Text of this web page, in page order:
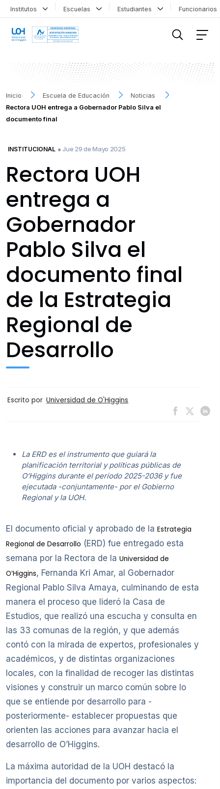
Institutos Escuelas Estudiantes
Inicio Escuela de Educación
Noticias
Rectora UOH entrega a Gobernador Pablo Silva el
documento final
INSTITUCIONAL ● Jue 29 de Mayo 2025
Rectora UOH
entrega a
Gobernador
Pablo Silva el
documento final
de la Estrategia
Regional de
Desarrollo
Escrito por Universidad de O'Higgins
La ERD es el instrumento que guiará la
planificación territorial y políticas públicas de
O’Higgins durante el período 2025-2036 y fue
ejecutada -conjuntamente- por el Gobierno
Regional y la UOH.
El documento oficial y aprobado de la Estrategia
Regional de Desarrollo (ERD) fue entregado esta
semana por la Rectora de la Universidad de
O’Higgins, Fernanda Kri Amar, al Gobernador
Regional Pablo Silva Amaya, culminando de esta
manera el proceso que lideró la Casa de
Estudios, que realizó una escucha y consulta en
las 33 comunas de la región, y que además
contó con la mirada de expertos, profesionales y
académicos, y de distintas organizaciones
locales, con la finalidad de recoger las distintas
visiones y construir un marco común sobre lo
que se entiende por desarrollo para -
posteriormente- establecer propuestas que
orienten las acciones para avanzar hacia el
desarrollo de O’Higgins.
La máxima autoridad de la UOH destacó la
importancia del documento por varios aspectos: